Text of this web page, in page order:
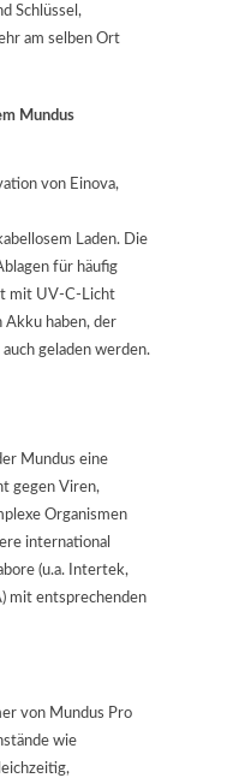
Schlüssel,
am selben Ort
Mundus
von Einova,
Laden. Die
für häufig
mit UV-C-Licht
Akku haben, der
geladen werden.
Mundus eine
gegen Viren,
Organismen
international
(u.a. Intertek,
mit entsprechenden
von Mundus Pro
wie